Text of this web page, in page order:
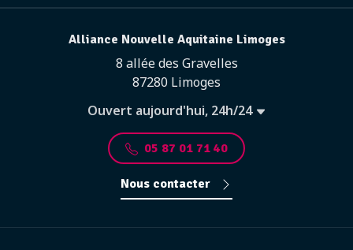
Alliance Nouvelle Aquitaine Limoges
8 allée des Gravelles
87280 Limoges
Ouvert aujourd'hui, 24h/24
05 87 01 71 40
Nous contacter